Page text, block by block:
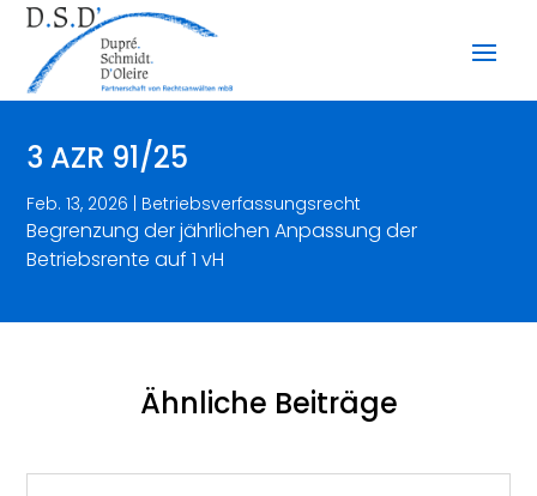
3 AZR 91/25
Feb. 13, 2026 | Betriebsverfassungsrecht
Begrenzung der jährlichen Anpassung der
Betriebsrente auf 1 vH
Ähnliche Beiträge